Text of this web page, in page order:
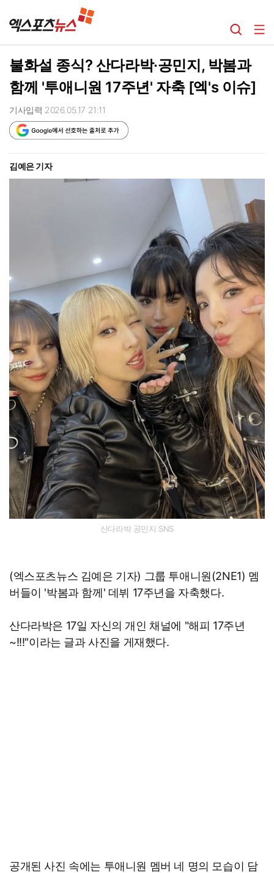
불화설 종식? 산다라박·공민지, 박봄과
함께 '투애니원 17주년' 자축 [엑's 이슈]
기사입력 2026.05.17 21:11
김예은 기자
산다라박 공민지 SNS
(엑스포츠뉴스 김예은 기자) 그룹 투애니원(2NE1) 멤
버들이 '박봄과 함께' 데뷔 17주년을 자축했다.
산다라박은 17일 자신의 개인 채널에 "해피 17주년
~!!!"이라는 글과 사진을 게재했다.
공개된 사진 속에는 투애니원 멤버 네 명의 모습이 담